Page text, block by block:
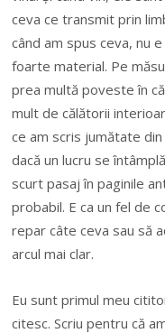
ceva ce transmit prin
când am spus ceva, nu
foarte material. Pe
prea multă poveste în
mult de călătorii
ce am scris jumătate
dacă un lucru se
scurt pasaj în paginile
probabil. E ca un fel de
repar câte ceva sau să
arcul mai clar.
Eu sunt primul meu
citesc. Scriu pentru că